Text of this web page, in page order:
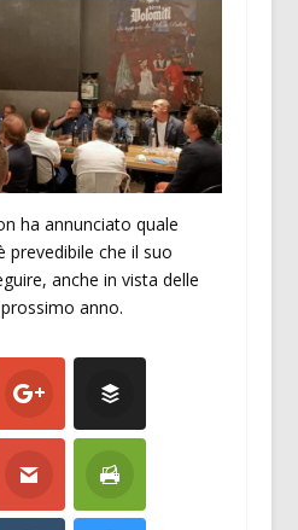
ha annunciato quale
prevedibile che il suo
anche in vista delle
anno.